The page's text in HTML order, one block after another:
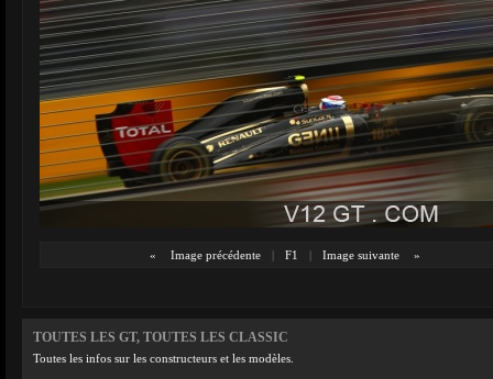
« Image précédente | F1 | Image suivante »
TOUTES LES GT, TOUTES LES CLASSIC
Toutes les infos sur les constructeurs et les modèles.